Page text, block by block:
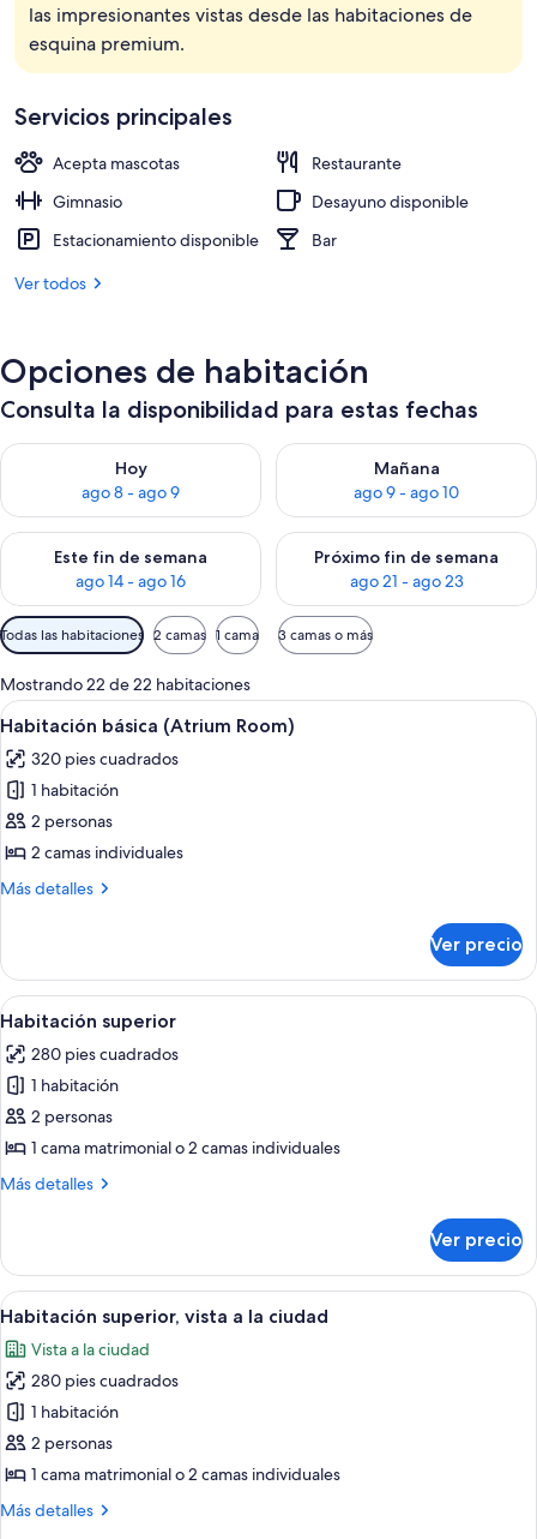
las impresionantes vistas desde las habitaciones de
esquina premium.
Servicios principales
Acepta mascotas
Restaurante
Gimnasio
Desayuno disponible
Estacionamiento disponible
Bar
Ver todos
Opciones de habitación
Consulta la disponibilidad para estas fechas
Hoy
ago 8 - ago 9
Consulta la disponibilidad para hoy ago 8 - ago 9
Mañana
ago 9 - ago 10
Consulta la disponibilidad
Este fin de semana
ago 14 - ago 16
Consulta la disponibilidad para este fin de semana ago 14 -
Próximo fin de semana
ago 21 - ago 23
Consulta la disponibilidad
Filtros
disponibles
para
las
habitaciones
Todas las habitaciones 2 camas 1 cama 3 camas o más
Mostrando 22 de 22 habitaciones
Abrir
todas
las
fotos
de
Habitación
básica
Minibar, caja de seguridad en la
14
Habitación básica (Atrium Room)
320 pies cuadrados
1 habitación
2 personas
2 camas individuales
Más detalles
Más
básica
(Atrium
Room)
Ver precio
Abrir
todas
las
fotos
de
Habitación
superior
Minibar, caja de seguridad en la
12
Habitación superior
280 pies cuadrados
1 habitación
2 personas
1 cama matrimonial o 2 camas individuales
Más detalles
Más
superior
Ver precio
Abrir
todas
las
fotos
de
Habitación
superior,
a
Minibar, caja de seguridad en la
11
Habitación superior, vista a la ciudad
Vista a la ciudad
280 pies cuadrados
1 habitación
2 personas
1 cama matrimonial o 2 camas individuales
Más detalles
Más